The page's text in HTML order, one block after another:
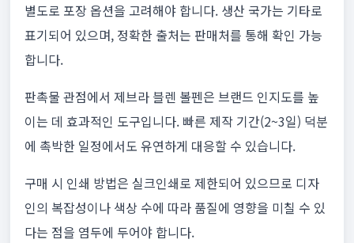
별도로 포장 옵션을 고려해야 합니다. 생산 국가는 기타로
표기되어 있으며, 정확한 출처는 판매처를 통해 확인 가능
합니다.
판촉물 관점에서 제브라 블렌 볼펜은 브랜드 인지도를 높
이는 데 효과적인 도구입니다. 빠른 제작 기간(2~3일) 덕분
에 촉박한 일정에서도 유연하게 대응할 수 있습니다.
구매 시 인쇄 방법은 실크인쇄로 제한되어 있으므로 디자
인의 복잡성이나 색상 수에 따라 품질에 영향을 미칠 수 있
다는 점을 염두에 두어야 합니다.